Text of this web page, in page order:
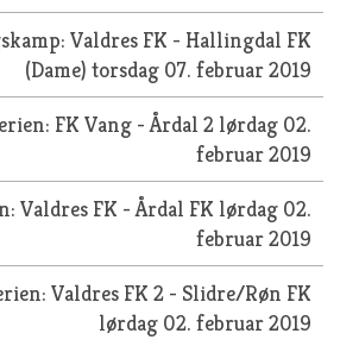
Valdres FK - Hallingdal FK
(Dame) torsdag 07. februar 2019
FK Vang - Årdal 2 lørdag 02.
februar 2019
Valdres FK - Årdal FK lørdag 02.
februar 2019
Valdres FK 2 - Slidre/Røn FK
lørdag 02. februar 2019